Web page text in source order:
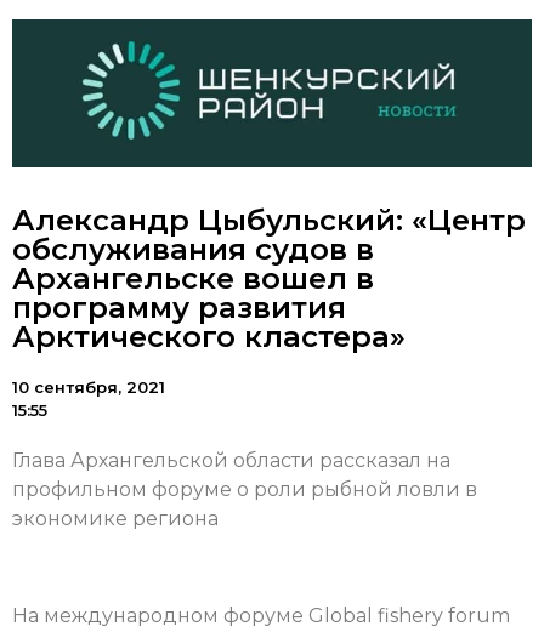
Александр Цыбульский: «Центр
обслуживания судов в
Архангельске вошел в
программу развития
Арктического кластера»
10 сентября, 2021
15:55
Глава Архангельской области рассказал на
профильном форуме о роли рыбной ловли в
экономике региона
На международном форуме Global fishery forum